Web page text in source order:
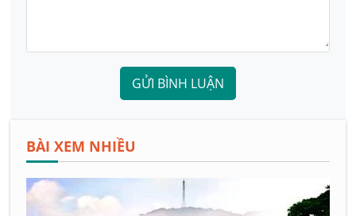
GỬI BÌNH LUẬN
BÀI XEM NHIỀU